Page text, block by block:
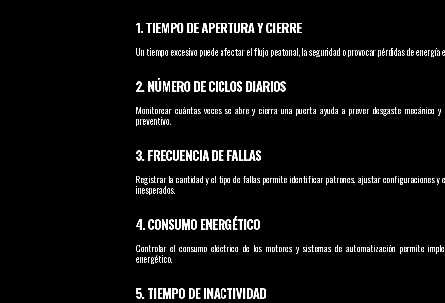
1. TIEMPO DE APERTURA Y CIERRE
Un tiempo excesivo puede afectar el flujo peatonal, la seguridad o provocar pérdidas de energía
2. NÚMERO DE CICLOS DIARIOS
Monitorear cuántas veces se abre y cierra una puerta ayuda a prever desgaste mecánico
preventivo.
3. FRECUENCIA DE FALLAS
Registrar la cantidad y el tipo de fallas permite identificar patrones, ajustar configuraciones y
inesperados.
4. CONSUMO ENERGÉTICO
Controlar el consumo eléctrico de los motores y sistemas de automatización permite
energético.
5. TIEMPO DE INACTIVIDAD